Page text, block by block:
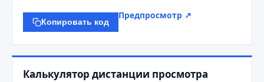
Копировать код
Предпросмотр ↗
Калькулятор дистанции просмотра